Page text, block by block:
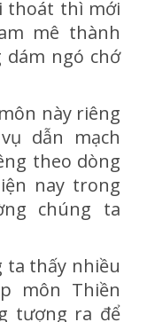
thoát thì mới
mê thành
ngó chớ
này riêng
dẫn mạch
theo dòng
nay trong
chúng ta
ta thấy nhiều
môn Thiền
tượng ra để